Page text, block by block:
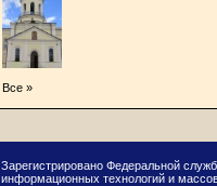
Все »
Зарегистрировано Федеральной
информационных технологий и